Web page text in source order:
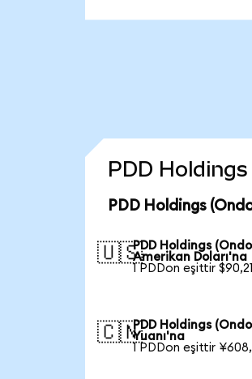
PDD
PDD Holdings
🇺🇸PDD Holdings
Amerikan Doları'na
1 PDDon eşittir $90,21
🇨🇳PDD Holdings
Yuanı'na
1 PDDon eşittir